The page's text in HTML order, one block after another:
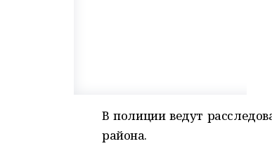
В полиции ведут
района.